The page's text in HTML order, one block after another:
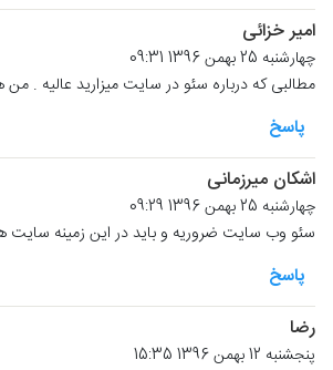
امیر خزائی
چهارشنبه 25 بهمن 1396 09:31
مطالبی که درباره سئو در سایت میزارید عالیه . من
پاسخ
اشکان میرزمانی
چهارشنبه 25 بهمن 1396 09:29
سئو وب سایت ضروریه و باید در این زمینه سایت
پاسخ
رضا
پنجشنبه 12 بهمن 1396 15:35